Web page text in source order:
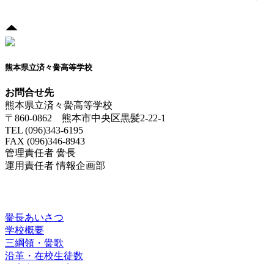
熊本県立済々黌高等学校
お問合せ先
熊本県立済々黌高等学校
〒860-0862 熊本市中央区黒髪2-22-1
TEL (096)343-6195
FAX (096)346-8943
管理責任者 黌長
運用責任者 情報企画部
黌長あいさつ
学校概要
三綱領・黌歌
沿革・在校生徒数